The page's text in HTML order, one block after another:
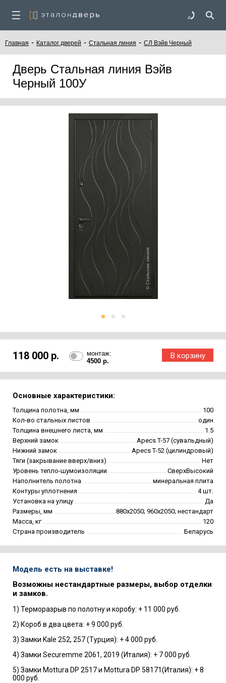
Главная - Каталог дверей - Стальная линия - СЛ Вэйв Черный
Дверь Стальная линия Вэйв
Черный 100У
118 000 р.
монтаж:
4500 р.
Основные характеристики:
Толщина полотна, мм
100
Кол-во стальных листов
один
Толщина внешнего листа, мм
1.5
Верхний замок
Apecs T-57 (сувальдный)
Нижний замок
Apecs T-52 (цилиндровый)
Тяги (закрывание вверх/вниз)
Нет
Уровень тепло-шумоизоляции
СверхВысокий
Наполнитель полотна
минеральная плита
Контуры уплотнения
4 шт.
Установка на улицу
Да
Размеры, мм
880х2050; 960х2050; нестандарт
Масса, кг
120
Страна производитель
Беларусь
Модель есть на выставке!
Возможны нестандартные размеры, выбор отделки
и замков.
1) Терморазрыв по полотну и коробу: + 11 000 руб.
2) Короб в два цвета: + 9 000 руб.
3) Замки Kale 252, 257 (Турция): + 4 000 руб.
4) Замки Securemme 2061, 2019 (Италия): + 7 000 руб.
5) Замки Mottura DP 2517 и Mottura DP 58171(Италия): + 8
000 руб.